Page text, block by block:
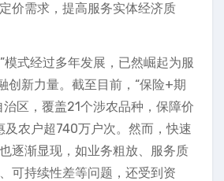
价需求，提高服务实体经济质
模式经过多年发展，已然崛起为服
创新力量。截至目前，“保险+期
治区，覆盖21个涉农品种，保障价
农户超740万户次。然而，快速
逐渐显现，如业务粗放、服务质
可持续性差等问题，还受到资